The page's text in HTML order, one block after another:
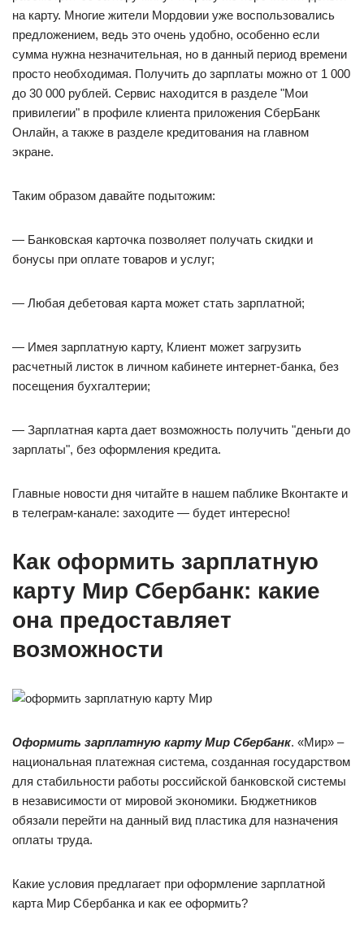
на карту. Многие жители Мордовии уже воспользовались
предложением, ведь это очень удобно, особенно если
сумма нужна незначительная, но в данный период времени
просто необходимая. Получить до зарплаты можно от 1 000
до 30 000 рублей. Сервис находится в разделе "Мои
привилегии" в профиле клиента приложения СберБанк
Онлайн, а также в разделе кредитования на главном
экране.
Таким образом давайте подытожим:
— Банковская карточка позволяет получать скидки и
бонусы при оплате товаров и услуг;
— Любая дебетовая карта может стать зарплатной;
— Имея зарплатную карту, Клиент может загрузить
расчетный листок в личном кабинете интернет-банка, без
посещения бухгалтерии;
— Зарплатная карта дает возможность получить "деньги до
зарплаты", без оформления кредита.
Главные новости дня читайте в нашем паблике Вконтакте и
в телеграм-канале: заходите — будет интересно!
Как оформить зарплатную
карту Мир Сбербанк: какие
она предоставляет
возможности
Оформить зарплатную карту Мир Сбербанк. «Мир» –
национальная платежная система, созданная государством
для стабильности работы российской банковской системы
в независимости от мировой экономики. Бюджетников
обязали перейти на данный вид пластика для назначения
оплаты труда.
Какие условия предлагает при оформление зарплатной
карта Мир Сбербанка и как ее оформить?